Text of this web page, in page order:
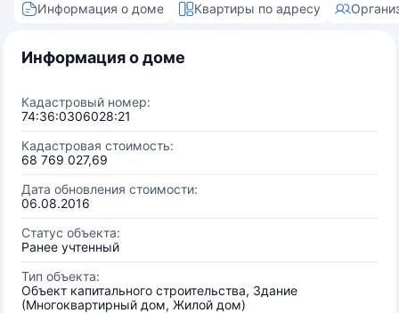
Информация о доме Квартиры по адресу
Информация о доме
Кадастровый номер:
74:36:0306028:21
Кадастровая стоимость:
68 769 027,69
Дата обновления стоимости:
06.08.2016
Статус объекта:
Ранее учтенный
Тип объекта:
Объект капитального строительства, Здание
(Многоквартирный дом, Жилой дом)